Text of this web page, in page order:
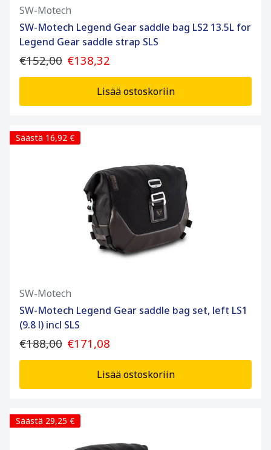
SW-Motech
SW-Motech Legend Gear saddle bag LS2 13.5L for
Legend Gear saddle strap SLS
€152,00 €138,32
Lisää ostoskoriin
Säästä 16,92 €
SW-Motech
SW-Motech Legend Gear saddle bag set, left LS1
(9.8 l) incl SLS
€188,00 €171,08
Lisää ostoskoriin
Säästä 29,25 €